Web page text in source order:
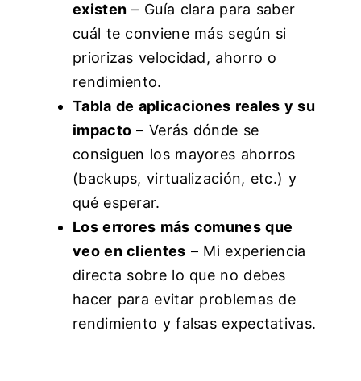
existen – Guía clara para saber
cuál te conviene más según si
priorizas velocidad, ahorro o
rendimiento.
Tabla de aplicaciones reales y su
impacto – Verás dónde se
consiguen los mayores ahorros
(backups, virtualización, etc.) y
qué esperar.
Los errores más comunes que
veo en clientes – Mi experiencia
directa sobre lo que no debes
hacer para evitar problemas de
rendimiento y falsas expectativas.